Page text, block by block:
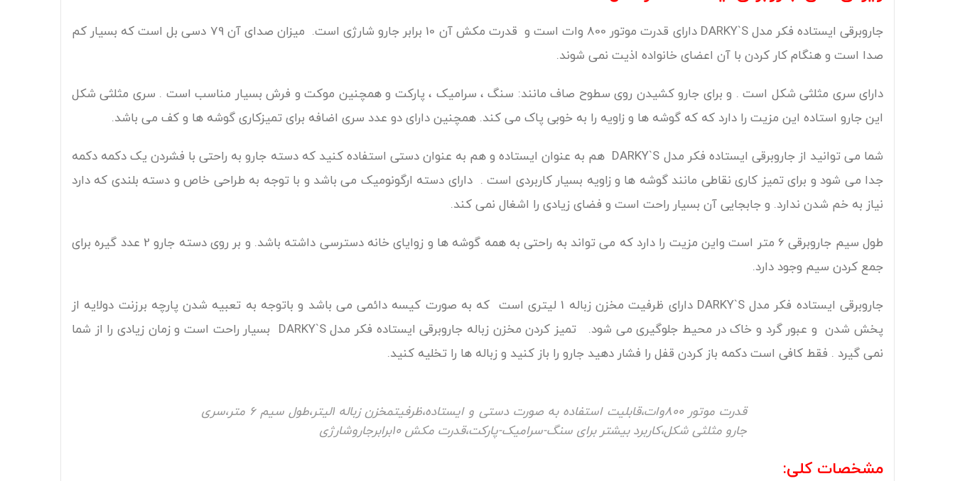
جاروبرقی ایستاده فکر مدل DARKY`S دارای قدرت موتور 800 وات است و قدرت مکش آن 10 برابر جارو شارژی است. میزان صدای آن 79 دسی بل است که بسیار کم
صدا است و هنگام کار کردن با آن اعضای خانواده اذیت نمی شوند.
دارای سری مثلثی شکل است . و برای جارو کشیدن روی سطوح صاف مانند: سنگ ، سرامیک ، پارکت و همچنین موکت و فرش بسیار مناسب است . سری مثلثی شکل
این جارو استاده این مزیت را دارد که که گوشه ها و زاویه را به خوبی پاک می کند. همچنین دارای دو عدد سری اضافه برای تمیزکاری گوشه ها و کف می باشد.
شما می توانید از جاروبرقی ایستاده فکر مدل DARKY`S هم به عنوان ایستاده و هم به عنوان دستی استفاده کنید که دسته جارو به راحتی با فشردن یک دکمه دکمه
جدا می شود و برای تمیز کاری نقاطی مانند گوشه ها و زاویه بسیار کاربردی است . دارای دسته ارگونومیک می باشد و با توجه به طراحی خاص و دسته بلندی که دارد
نیاز به خم شدن ندارد. و جابجایی آن بسیار راحت است و فضای زیادی را اشغال نمی کند.
طول سیم جاروبرقی 6 متر است واین مزیت را دارد که می تواند به راحتی به همه گوشه ها و زوایای خانه دسترسی داشته باشد. و بر روی دسته جارو 2 عدد گیره برای
جمع کردن سیم وجود دارد.
جاروبرقی ایستاده فکر مدل DARKY`S دارای ظرفیت مخزن زباله 1 لیتری است که به صورت کیسه دائمی می باشد و باتوجه به تعبیه شدن پارچه برزنت دولایه از
پخش شدن و عبور گرد و خاک در محیط جلوگیری می شود. تمیز کردن مخزن زباله جاروبرقی ایستاده فکر مدل DARKY`S بسیار راحت است و زمان زیادی را از شما
نمی گیرد . فقط کافی است دکمه باز کردن قفل را فشار دهید جارو را باز کنید و زباله ها را تخلیه کنید.
قدرت موتور 800وات،قابلیت استفاده به صورت دستی و ایستاده،ظرفیتمخزن زباله 1لیتر،طول سیم 6 متر،سری
جارو مثلثی شکل،کاربرد بیشتر برای سنگ-سرامیک-پارکت،قدرت مکش 10برابرجاروشارژی
مشخصات کلی: